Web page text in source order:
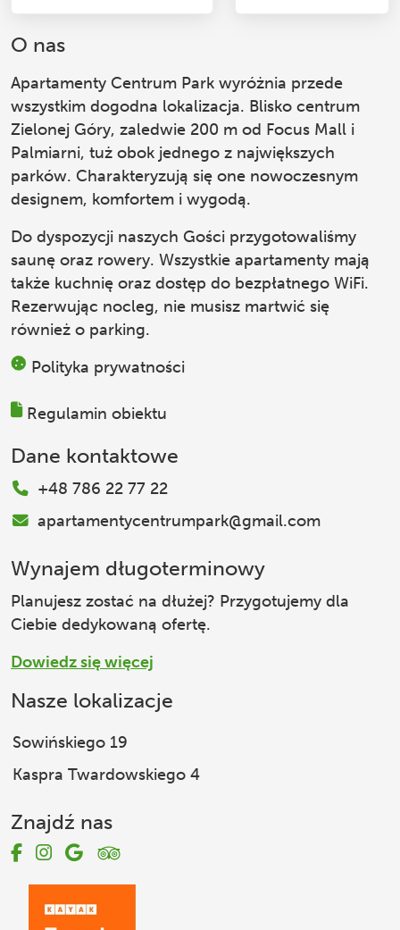
O nas
Apartamenty Centrum Park wyróżnia przede
wszystkim dogodna lokalizacja. Blisko centrum
Zielonej Góry, zaledwie 200 m od Focus Mall i
Palmiarni, tuż obok jednego z największych
parków. Charakteryzują się one nowoczesnym
designem, komfortem i wygodą.
Do dyspozycji naszych Gości przygotowaliśmy
saunę oraz rowery. Wszystkie apartamenty mają
także kuchnię oraz dostęp do bezpłatnego WiFi.
Rezerwując nocleg, nie musisz martwić się
również o parking.
Polityka prywatności
Regulamin obiektu
Dane kontaktowe
+48 786 22 77 22
apartamentycentrumpark@gmail.com
Wynajem długoterminowy
Planujesz zostać na dłużej? Przygotujemy dla
Ciebie dedykowaną ofertę.
Dowiedz się więcej
Nasze lokalizacje
Sowińskiego 19
Kaspra Twardowskiego 4
Znajdź nas